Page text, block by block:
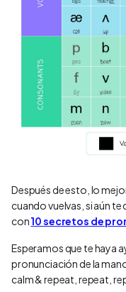
Después de esto, lo
cuando vuelvas, si aún
con10 secretos de
Esperamos que te haya
pronunciación de la
calm & repeat, repeat,